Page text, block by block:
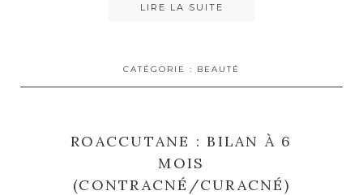
LIRE LA SUITE
CATÉGORIE : BEAUTÉ
ROACCUTANE : BILAN À 6
MOIS
(CONTRACNÉ/CURACNÉ)